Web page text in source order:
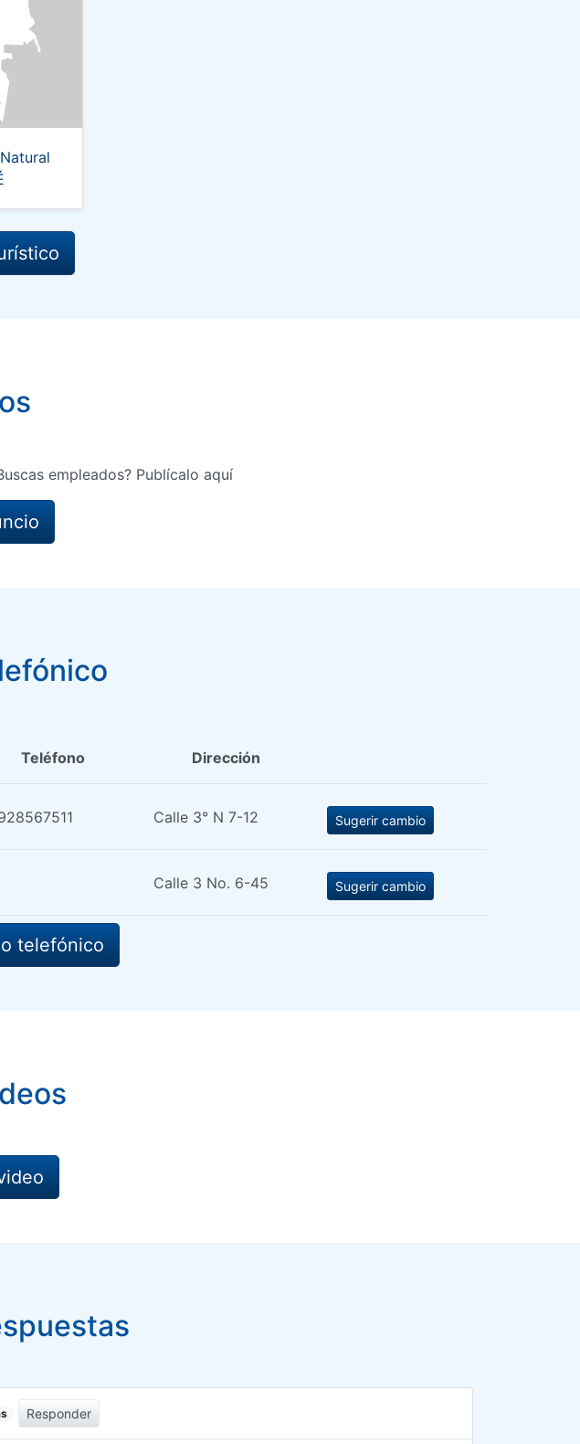
empleados? Publícalo aquí
Teléfono Dirección
Calle 3° N 7-12 Sugerir cambio
Calle 3 No. 6-45 Sugerir cambio
telefónico
Responder